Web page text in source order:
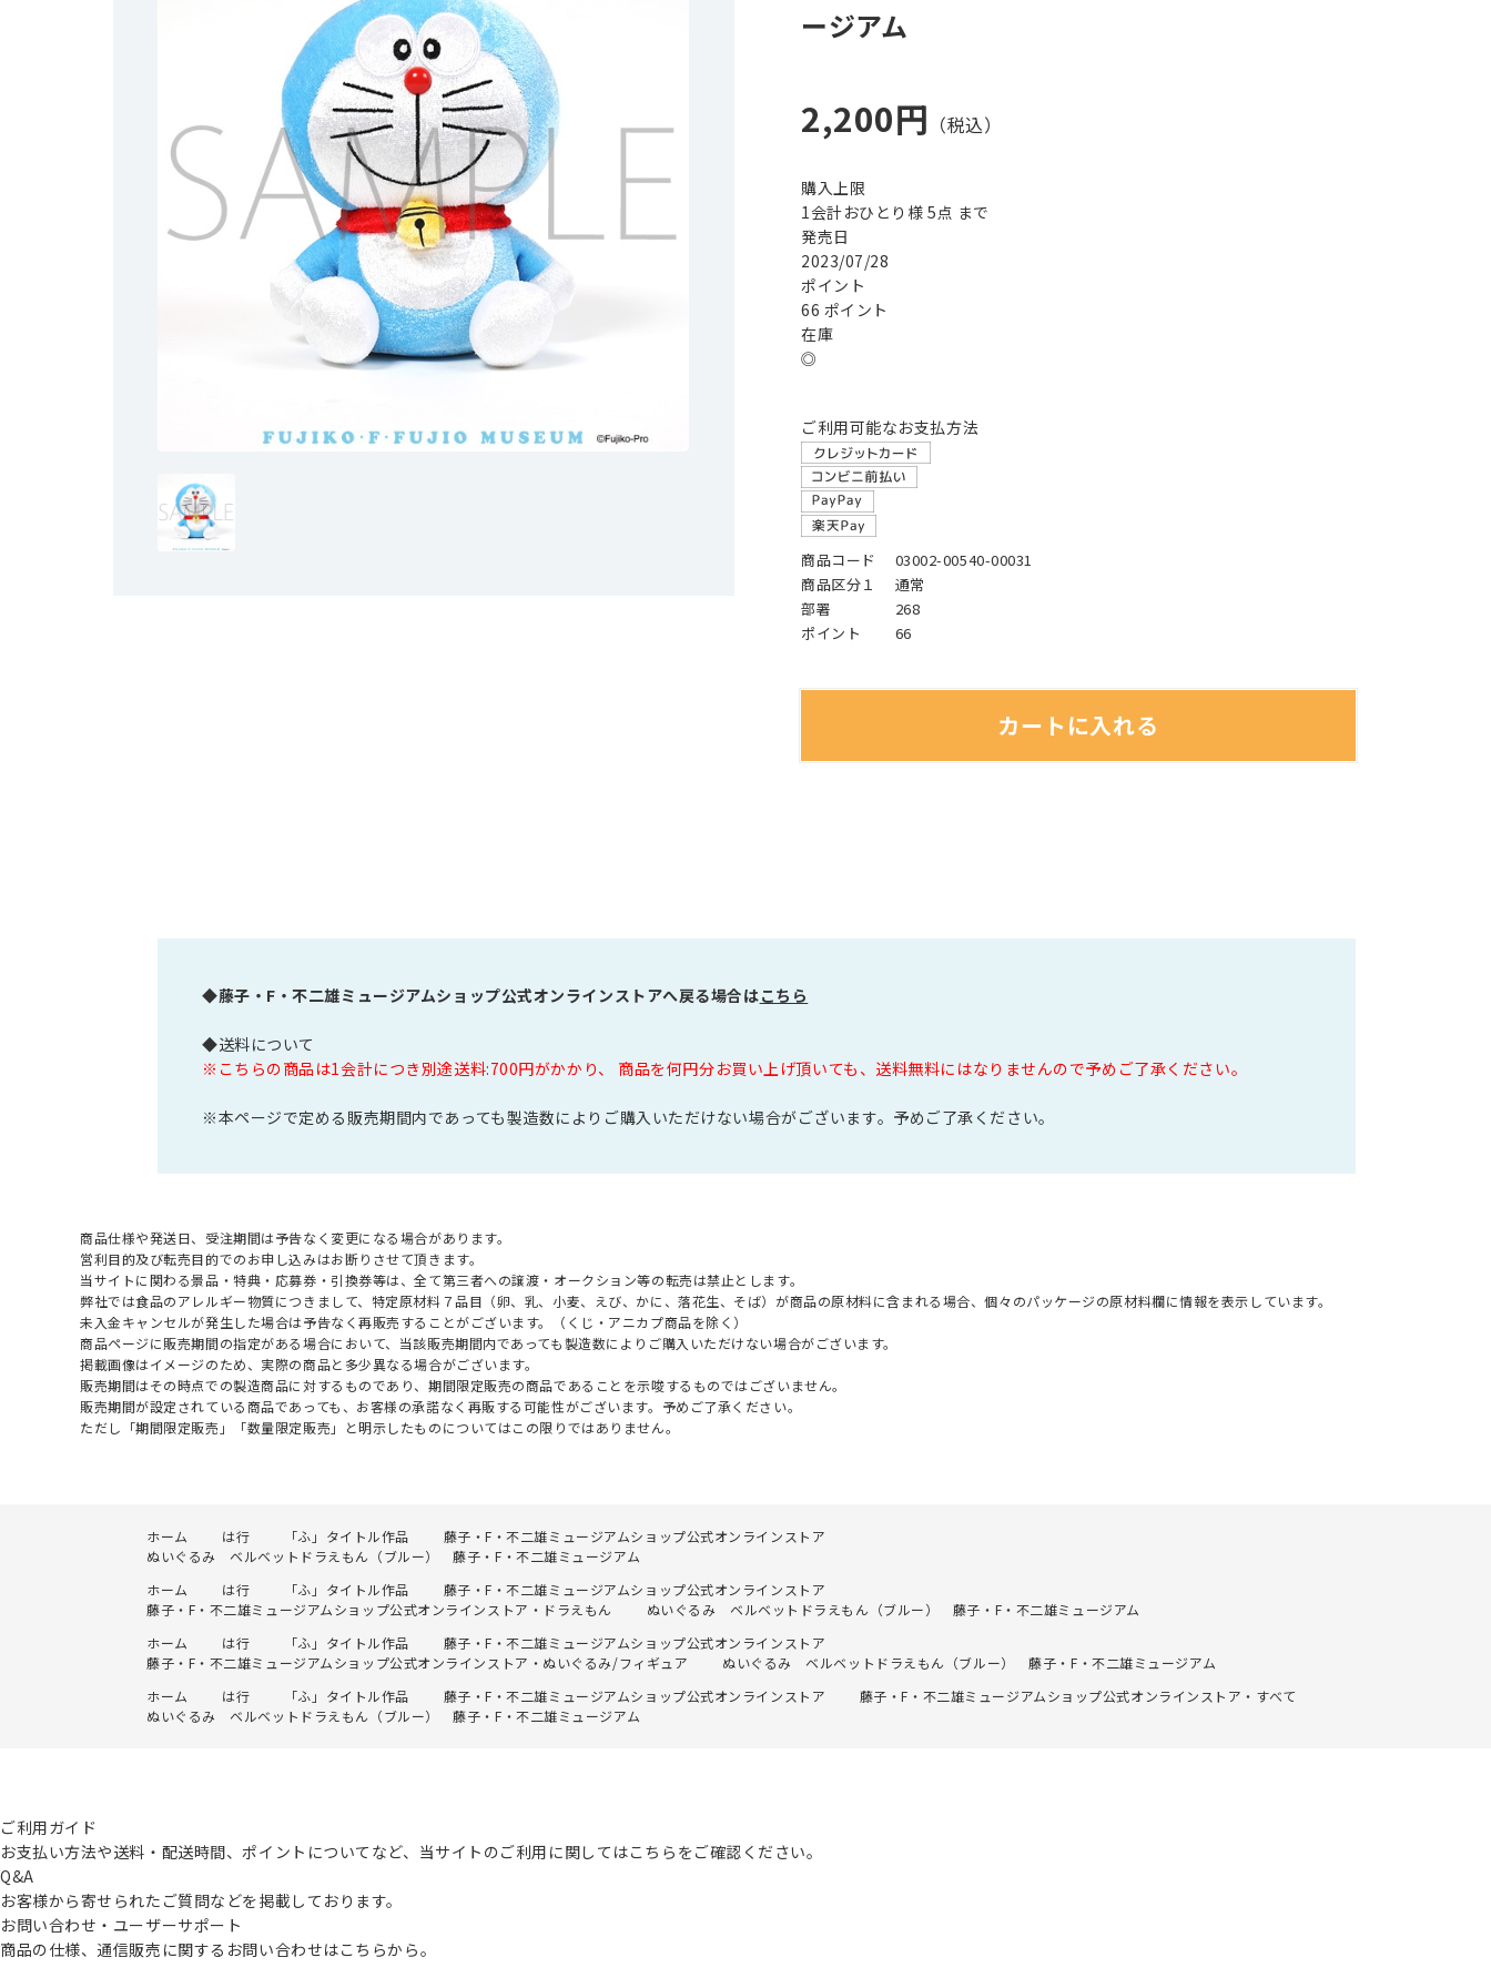
ージアム
2,200円
購入上限
1会計おひとり様 5点 まで
発売日
2023/07/28
ポイント
66 ポイント
在庫
◎
ご利用可能なお支払方法
商品コード
03002-00540-00031
商品区分１
通常
部署
268
ポイント
66
カートに入れる
◆藤子・F・不二雄ミュージアムショップ公式オンラインストアへ戻る場合はこちら
◆送料について
※こちらの商品は1会計につき別途送料:700円がかかり、 商品を何円分お買い上げ頂いても、送料無料にはなりませんので予めご了承ください。
※本ページで定める販売期間内であっても製造数によりご購入いただけない場合がございます。予めご了承ください。
商品仕様や発送日、受注期間は予告なく変更になる場合があります。
営利目的及び転売目的でのお申し込みはお断りさせて頂きます。
当サイトに関わる景品・特典・応募券・引換券等は、全て第三者への譲渡・オークション等の転売は禁止とします。
弊社では食品のアレルギー物質につきまして、特定原材料７品目（卵、乳、小麦、えび、かに、落花生、そば）が商品の原材料に含まれる場合、個々のパッケージの原材料欄に情報を表示しています。
未入金キャンセルが発生した場合は予告なく再販売することがございます。（くじ・アニカプ商品を除く）
商品ページに販売期間の指定がある場合において、当該販売期間内であっても製造数によりご購入いただけない場合がございます。
掲載画像はイメージのため、実際の商品と多少異なる場合がございます。
販売期間はその時点での製造商品に対するものであり、期間限定販売の商品であることを示唆するものではございません。
販売期間が設定されている商品であっても、お客様の承諾なく再販する可能性がございます。予めご了承ください。
ただし「期間限定販売」「数量限定販売」と明示したものについてはこの限りではありません。
ホーム は行 「ふ」タイトル作品
藤子・F・不二雄ミュージアムショップ公式オンラインストア
ぬいぐるみ ベルベットドラえもん（ブルー） 藤子・F・不二雄ミュージアム
ホーム
は行 「ふ」タイトル作品
藤子・F・不二雄ミュージアムショップ公式オンラインストア
藤子・F・不二雄ミュージアムショップ公式オンラインストア・ドラえもん
ぬいぐるみ ベルベットドラえもん（ブルー） 藤子・F・不二雄ミュージアム
ホーム
は行 「ふ」タイトル作品
藤子・F・不二雄ミュージアムショップ公式オンラインストア
藤子・F・不二雄ミュージアムショップ公式オンラインストア・ぬいぐるみ/フィギュア
ぬいぐるみ ベルベットドラえもん（ブルー） 藤子・F・不二雄ミュージアム
ホーム
は行 「ふ」タイトル作品 藤子・F・不二雄ミュージアムショップ公式オンラインストア
藤子・F・不二雄ミュージアムショップ公式オンラインストア・すべて
ぬいぐるみ ベルベットドラえもん（ブルー） 藤子・F・不二雄ミュージアム
ご利用ガイド
お支払い方法や送料・配送時間、ポイントについてなど、当サイトのご利用に関してはこちらをご確認ください。
Q&A
お客様から寄せられたご質問などを掲載しております。
お問い合わせ・ユーザーサポート
商品の仕様、通信販売に関するお問い合わせはこちらから。